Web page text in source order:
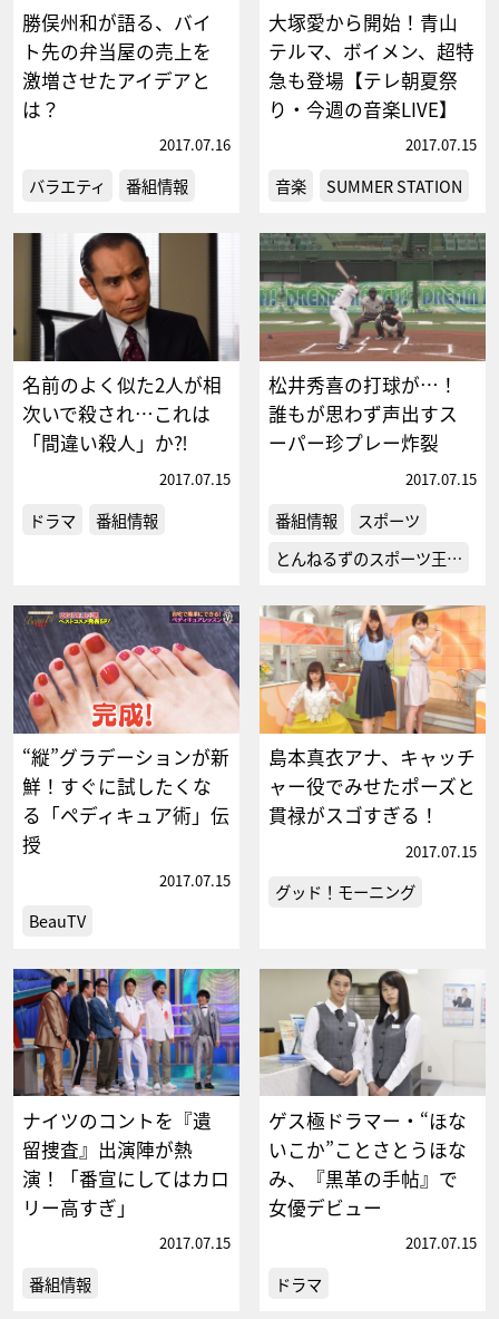
勝俣州和が語る、バイ
ト先の弁当屋の売上を
激増させたアイデアと
は？
2017.07.16
バラエティ 番組情報
大塚愛から開始！青山
テルマ、ボイメン、超特
急も登場【テレ朝夏祭
り・今週の音楽LIVE】
2017.07.15
音楽 SUMMER STATION
名前のよく似た2人が相
次いで殺され…これは
「間違い殺人」か⁈
2017.07.15
ドラマ 番組情報
松井秀喜の打球が…！
誰もが思わず声出すス
ーパー珍プレー炸裂
2017.07.15
番組情報
スポーツ
とんねるずのスポーツ王…
“縦”グラデーションが新
鮮！すぐに試したくな
る「ペディキュア術」伝
授
2017.07.15
BeauTV
島本真衣アナ、キャッチ
ャー役でみせたポーズと
貫禄がスゴすぎる！
2017.07.15
グッド！モーニング
ナイツのコントを『遺
留捜査』出演陣が熱
演！「番宣にしてはカロ
リー高すぎ」
2017.07.15
番組情報
ゲス極ドラマー・“ほな
いこか”ことさとうほな
み、『黒革の手帖』で
女優デビュー
2017.07.15
ドラマ